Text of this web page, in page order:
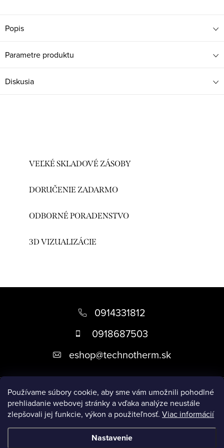
Používame súbory cookie, aby sme vám umožnili pohodlné
prehliadanie webovej stránky a vďaka analýze neustále
zlepšovali jej funkcie, výkon a použiteľnosť. Viac informácií
Nastavenie
Popis
Parametre produktu
Diskusia
VEĽKÉ SKLADOVÉ ZÁSOBY
DORUČENIE ZADARMO
ODBORNÉ PORADENSTVO
3D VIZUALIZÁCIE
i
0914331812
0918687503
eshop@technotherm.sk
Informácie
Prijímame online platby